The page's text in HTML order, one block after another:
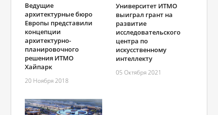
Ведущие
архитектурные бюро
Европы представили
концепции
архитектурно-
планировочного
решения ИТМО
Хайпарк
20 Ноября 2018
Университет ИТМО
выиграл грант на
развитие
исследовательского
центра по
искусственному
интеллекту
05 Октября 2021